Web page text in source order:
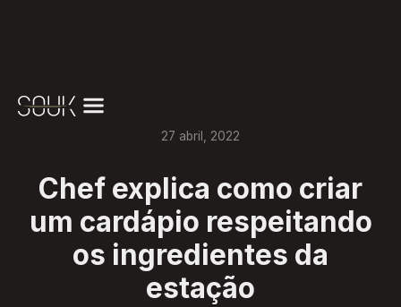
27 abril 2022
Chef explica como criar
um cardápio respeitando
os ingredientes da
estação